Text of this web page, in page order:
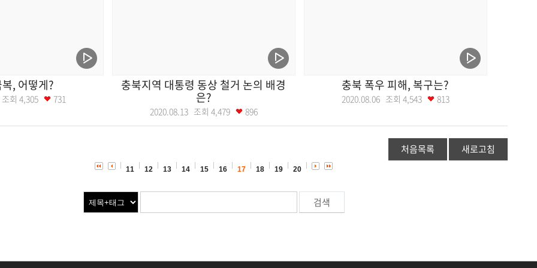
, 어떻게?
회 4,305 731
충북지역 대통령 동상 철거 논의 배경
은?
2020.08.13 조회 4,479 896
충북 폭우 피해, 복구는?
2020.08.06 조회 4,543 813
처음목록 새로고침
11 12 13 14 15 16 17 18 19 20